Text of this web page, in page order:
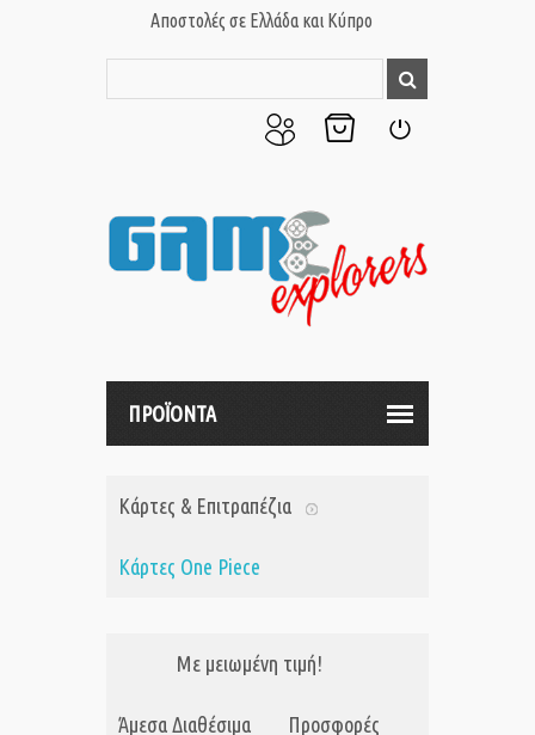
Αποστολές σε Ελλάδα και Κύπρο
μου
ΠΡΟΪΟΝΤΑ
Κάρτες & Επιτραπέζια
Κάρτες One Piece
Με μειωμένη τιμή!
Άμεσα Διαθέσιμα Προσφορές